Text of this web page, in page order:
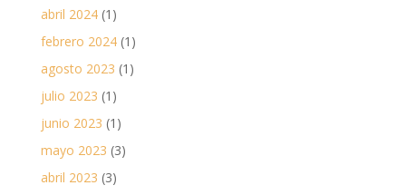
abril 2024(1)
febrero 2024(1)
agosto 2023 (1)
julio 2023 (1)
junio 2023 (1)
mayo 2023 (3)
abril 2023 (3)